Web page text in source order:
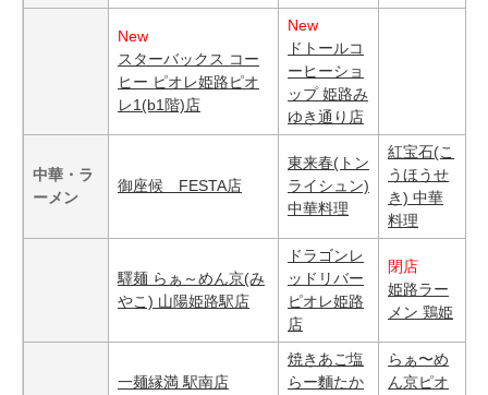
New
スターバックス コー
ヒー ピオレ姫路ピオ
レ1(b1階)店
New
ドトールコ
ーヒーショ
ップ 姫路み
ゆき通り店
中華・ラ
ーメン
御座候 FESTA店
東来春(トン
ライシュン)
中華料理
紅宝石(こ
うほうせ
き) 中華
料理
驛麺 らぁ～めん京(み
やこ) 山陽姫路駅店
ドラゴンレ
ッドリバー
ピオレ姫路
店
閉店
姫路ラー
メン 鶏姫
一麺縁満 駅南店
焼きあご塩
らー麵たか
らぁ〜め
ん京ピオ